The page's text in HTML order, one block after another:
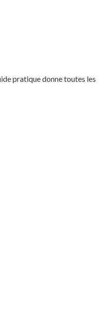
pratique donne toutes les